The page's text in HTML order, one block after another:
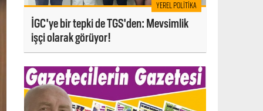
YEREL POLITIKA
İGC'ye bir tepki de TGS'den: Mevsimlik
işçi olarak görüyor!